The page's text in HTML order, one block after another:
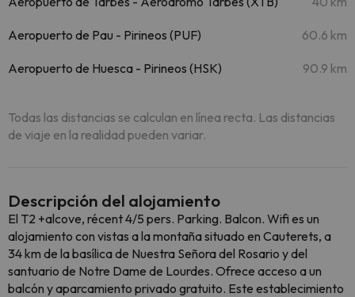
Aeropuerto de Pau - Pirineos (PUF) 60.6 km
Aeropuerto de Huesca - Pirineos (HSK) 90.9 km
Todas las distancias se calculan en línea recta. Las distancias
de viaje en la realidad pueden variar.
Descripción del alojamiento
El T2 +alcove, récent 4/5 pers. Parking. Balcon. Wifi es un
alojamiento con vistas a la montaña situado en Cauterets, a
34 km de la basílica de Nuestra Señora del Rosario y del
santuario de Notre Dame de Lourdes. Ofrece acceso a un
balcón y aparcamiento privado gratuito. Este establecimiento